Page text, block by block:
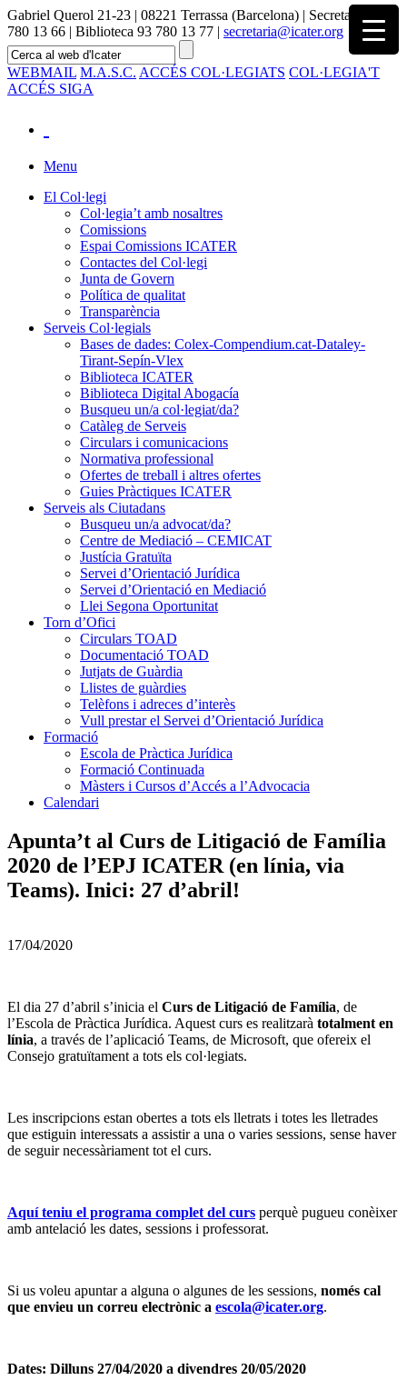
Gabriel Querol 21-23 | 08221 Terrassa (Barcelona) | Secretaria 93
780 13 66 | Biblioteca 93 780 13 77 | secretaria@icater.org
WEBMAIL M.A.S.C. ACCÉS COL·LEGIATS COL·LEGIA'T
ACCÉS SIGA
Menu
El Col·legi
Col·legia’t amb nosaltres
Comissions
Espai Comissions ICATER
Contactes del Col·legi
Junta de Govern
Política de qualitat
Transparència
Serveis Col·legials
Bases de dades: Colex-Compendium.cat-Dataley-
Tirant-Sepín-Vlex
Biblioteca ICATER
Biblioteca Digital Abogacía
Busqueu un/a col·legiat/da?
Catàleg de Serveis
Circulars i comunicacions
Normativa professional
Ofertes de treball i altres ofertes
Guies Pràctiques ICATER
Serveis als Ciutadans
Busqueu un/a advocat/da?
Centre de Mediació – CEMICAT
Justícia Gratuïta
Servei d’Orientació Jurídica
Servei d’Orientació en Mediació
Llei Segona Oportunitat
Torn d’Ofici
Circulars TOAD
Documentació TOAD
Jutjats de Guàrdia
Llistes de guàrdies
Telèfons i adreces d’interès
Vull prestar el Servei d’Orientació Jurídica
Formació
Escola de Pràctica Jurídica
Formació Continuada
Màsters i Cursos d’Accés a l’Advocacia
Calendari
Apunta’t al Curs de Litigació de Família
2020 de l’EPJ ICATER (en línia, via
Teams). Inici: 27 d’abril!
17/04/2020
El dia 27 d’abril s’inicia el Curs de Litigació de Família, de
l’Escola de Pràctica Jurídica. Aquest curs es realitzarà totalment en
línia, a través de l’aplicació Teams, de Microsoft, que ofereix el
Consejo gratuïtament a tots els col·legiats.
Les inscripcions estan obertes a tots els lletrats i totes les lletrades
que estiguin interessats a assistir a una o varies sessions, sense haver
de seguir necessàriament tot el curs.
Aquí teniu el programa complet del curs perquè pugueu conèixer
amb antelació les dates, sessions i professorat.
Si us voleu apuntar a alguna o algunes de les sessions, només cal
que envieu un correu electrònic a escola@icater.org.
Dates: Dilluns 27/04/2020 a divendres 20/05/2020